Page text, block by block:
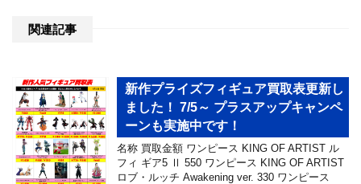
関連記事
新作プライズフィギュア買取表更新し
ました！ 7/5～ プラスアップキャンペ
ーンも実施中です！
名称 買取金額 ワンピース KING OF ARTIST ル
フィ ギア5 Ⅱ 550 ワンピース KING OF ARTIST
ロブ・ルッチ Awakening ver. 330 ワンピース